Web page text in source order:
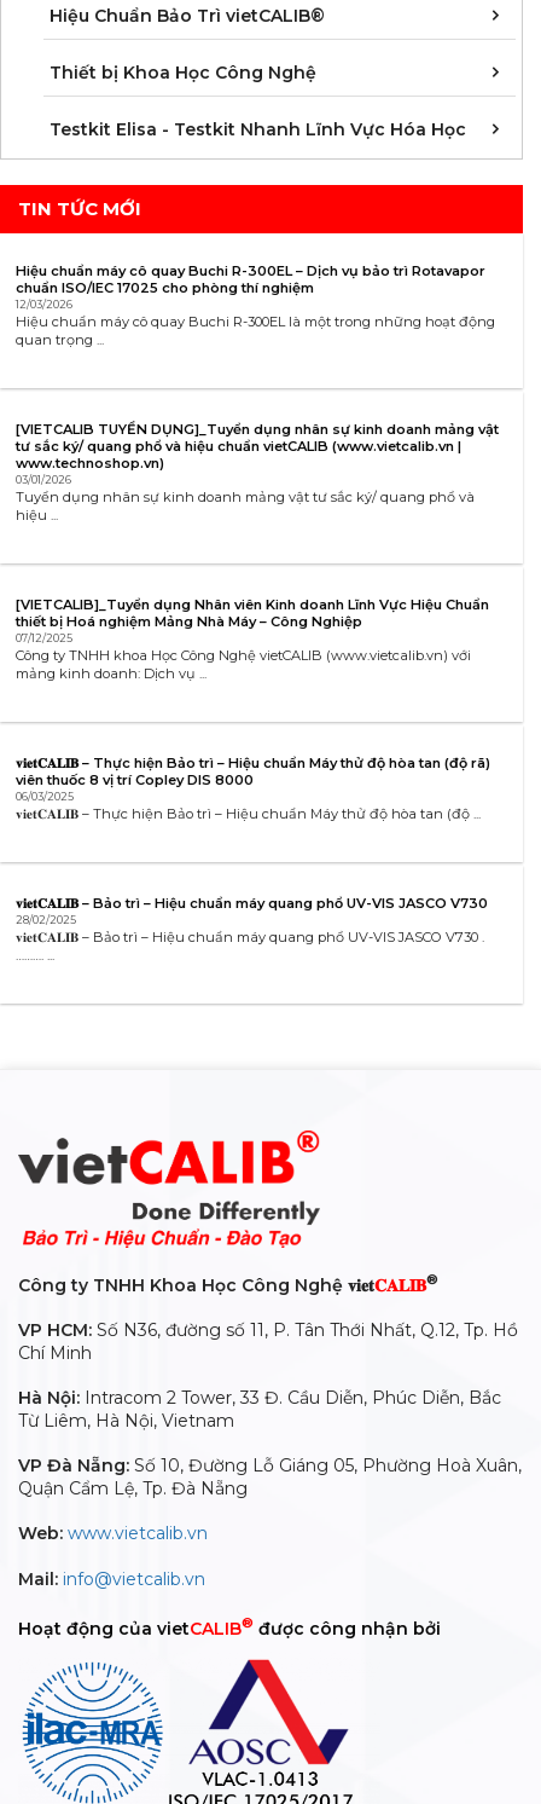
Hiệu Chuẩn Bảo Trì vietCALIB®
Thiết bị Khoa Học Công Nghệ
Testkit Elisa - Testkit Nhanh Lĩnh Vực Hóa Học
TIN TỨC MỚI
Hiệu chuẩn máy cô quay Buchi R-300EL – Dịch vụ bảo trì Rotavapor
chuẩn ISO/IEC 17025 cho phòng thí nghiệm
12/03/2026
Hiệu chuẩn máy cô quay Buchi R-300EL là một trong những hoạt động
quan trọng ...
[VIETCALIB TUYỂN DỤNG]_Tuyển dụng nhân sự kinh doanh mảng vật
tư sắc ký/ quang phổ và hiệu chuẩn vietCALIB (www.vietcalib.vn |
www.technoshop.vn)
03/01/2026
Tuyển dụng nhân sự kinh doanh mảng vật tư sắc ký/ quang phổ và
hiệu ...
[VIETCALIB]_Tuyển dụng Nhân viên Kinh doanh Lĩnh Vực Hiệu Chuẩn
thiết bị Hoá nghiệm Mảng Nhà Máy – Công Nghiệp
07/12/2025
Công ty TNHH khoa Học Công Nghệ vietCALIB (www.vietcalib.vn) với
mảng kinh doanh: Dịch vụ ...
𝐯𝐢𝐞𝐭𝐂𝐀𝐋𝐈𝐁 – Thực hiện Bảo trì – Hiệu chuẩn Máy thử độ hòa tan (độ rã)
viên thuốc 8 vị trí Copley DIS 8000
06/03/2025
𝐯𝐢𝐞𝐭𝐂𝐀𝐋𝐈𝐁 – Thực hiện Bảo trì – Hiệu chuẩn Máy thử độ hòa tan (độ ...
𝐯𝐢𝐞𝐭𝐂𝐀𝐋𝐈𝐁 – Bảo trì – Hiệu chuẩn máy quang phổ UV-VIS JASCO V730
28/02/2025
𝐯𝐢𝐞𝐭𝐂𝐀𝐋𝐈𝐁 – Bảo trì – Hiệu chuẩn máy quang phổ UV-VIS JASCO V730 .
………. ...
Công ty TNHH Khoa Học Công Nghệ 𝐯𝐢𝐞𝐭𝐂𝐀𝐋𝐈𝐁®
VP HCM: Số N36, đường số 11, P. Tân Thới Nhất, Q.12, Tp. Hồ
Chí Minh
Hà Nội: Intracom 2 Tower, 33 Đ. Cầu Diễn, Phúc Diễn, Bắc
Từ Liêm, Hà Nội, Vietnam
VP Đà Nẵng: Số 10, Đường Lỗ Giáng 05, Phường Hoà Xuân,
Quận Cẩm Lệ, Tp. Đà Nẵng
Web: www.vietcalib.vn
Mail: info@vietcalib.vn
Hoạt động của vietCALIB® được công nhận bởi